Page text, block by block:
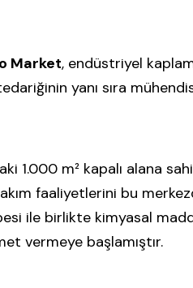
Market, endüstriyel
yanı sıra
1.000 m² kapalı alana
faaliyetlerini bu
ile birlikte kimyasal
vermeye başlamıştır.